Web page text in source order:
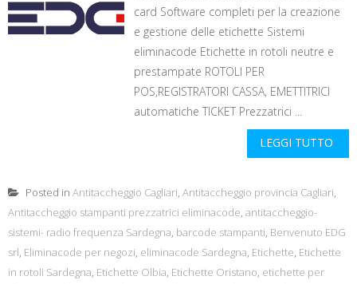
card Software completi per la creazione
e gestione delle etichette Sistemi
eliminacode Etichette in rotoli neutre e
prestampate ROTOLI PER
POS,REGISTRATORI CASSA, EMETTITRICI
automatiche TICKET Prezzatrici ...
LEGGI TUTTO
Posted in Antitaccheggio Cagliari, Antitaccheggio provincia Cagliari,
Antitaccheggio stampanti prezzatrici eliminacode, antitaccheggio-
sistemi- radio frequenza Sardegna, barcode stampanti, Benvenuto EDG
srl, Eliminacode per negozi, eliminacode Sardegna, Etichette, Etichette
in rotoli Sardegna, Etichette Olbia, Etichette Oristano, etichette per